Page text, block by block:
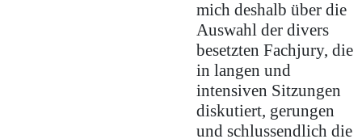
mich deshalb über die
Auswahl der divers
besetzten Fachjury, die
in langen und
intensiven Sitzungen
diskutiert, gerungen
und schlussendlich die